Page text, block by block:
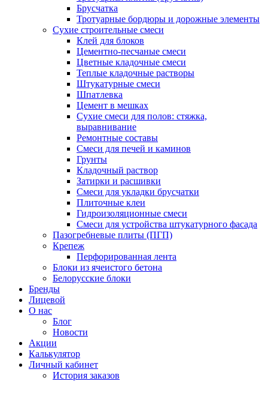
Брусчатка
Тротуарные бордюры и дорожные элементы
Сухие строительные смеси
Клей для блоков
Цементно-песчаные смеси
Цветные кладочные смеси
Теплые кладочные растворы
Штукатурные смеси
Шпатлевка
Цемент в мешках
Сухие смеси для полов: стяжка,
выравнивание
Ремонтные составы
Смеси для печей и каминов
Грунты
Кладочный раствор
Затирки и расшивки
Смеси для укладки брусчатки
Плиточные клеи
Гидроизоляционные смеси
Смеси для устройства штукатурного фасада
Пазогребневые плиты (ПГП)
Крепеж
Перфорированная лента
Блоки из ячеистого бетона
Белорусские блоки
Бренды
Лицевой
О нас
Блог
Новости
Акции
Калькулятор
Личный кабинет
История заказов